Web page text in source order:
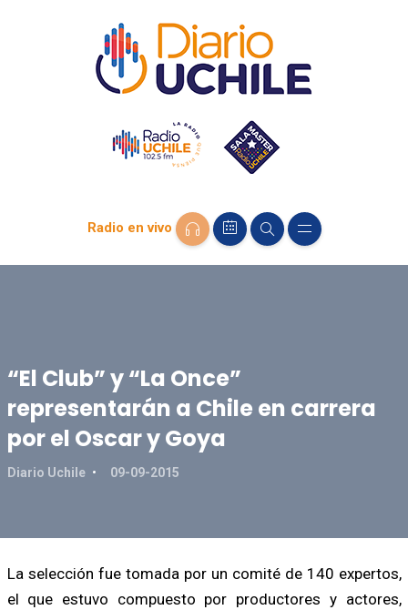
Radio en vivo
“El Club” y “La Once”
representarán a Chile en carrera
por el Oscar y Goya
Diario Uchile 09-09-2015
La selección fue tomada por un comité de 140 expertos,
el que estuvo compuesto por productores y actores,